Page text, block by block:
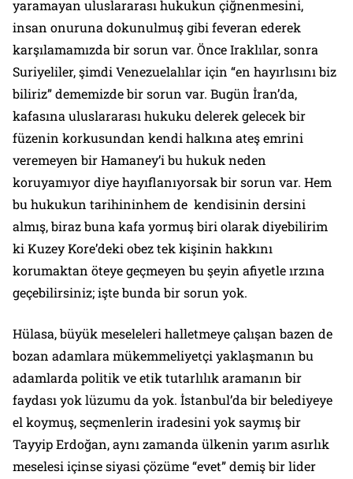
yaramayan uluslararası hukukun çiğnenmesini,
insan onuruna dokunulmuş gibi feveran ederek
karşılamamızda bir sorun var. Önce Iraklılar, sonra
Suriyeliler, şimdi Venezuelalılar için “en hayırlısını biz
biliriz” dememizde bir sorun var. Bugün İran’da,
kafasına uluslararası hukuku delerek gelecek bir
füzenin korkusundan kendi halkına ateş emrini
veremeyen bir Hamaney’i bu hukuk neden
koruyamıyor diye hayıflanıyorsak bir sorun var. Hem
bu hukukun tarihininhem de kendisinin dersini
almış, biraz buna kafa yormuş biri olarak diyebilirim
ki Kuzey Kore’deki obez tek kişinin hakkını
korumaktan öteye geçmeyen bu şeyin afiyetle ırzına
geçebilirsiniz; işte bunda bir sorun yok.
Hülasa, büyük meseleleri halletmeye çalışan bazen de
bozan adamlara mükemmeliyetçi yaklaşmanın bu
adamlarda politik ve etik tutarlılık aramanın bir
faydası yok lüzumu da yok. İstanbul’da bir belediyeye
el koymuş, seçmenlerin iradesini yok saymış bir
Tayyip Erdoğan, aynı zamanda ülkenin yarım asırlık
meselesi içinse siyasi çözüme “evet” demiş bir lider